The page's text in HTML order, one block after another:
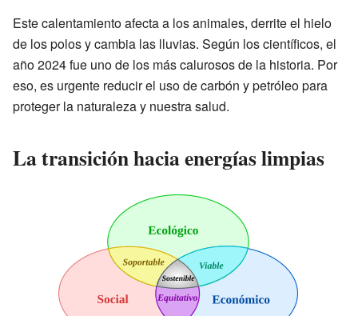
Este calentamiento afecta a los animales, derrite el hielo
de los polos y cambia las lluvias. Según los científicos, el
año 2024 fue uno de los más calurosos de la historia. Por
eso, es urgente reducir el uso de carbón y petróleo para
proteger la naturaleza y nuestra salud.
La transición hacia energías limpias